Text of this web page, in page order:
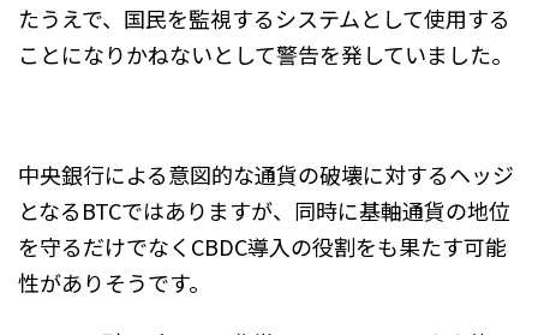
たうえで、国民を監視するシステムとして使用する
ことになりかねないとして警告を発していました。
中央銀行による意図的な通貨の破壊に対するヘッジ
となるBTCではありますが、同時に基軸通貨の地位
を守るだけでなくCBDC導入の役割をも果たす可能
性がありそうです。